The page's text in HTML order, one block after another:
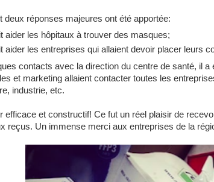
deux réponses majeures ont été apportée:
aider les hôpitaux à trouver des masques;
aider les entreprises qui allaient devoir placer leurs
contacts avec la direction du centre de santé, il a
et marketing allaient contacter toutes les
industrie, etc.
efficace et constructif! Ce fut un réel plaisir de
reçus. Un immense merci aux entreprises de la